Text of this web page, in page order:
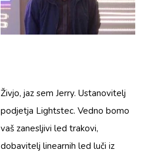
Živjo, jaz sem Jerry. Ustanovitelj
podjetja Lightstec. Vedno bomo
vaš zanesljivi led trakovi,
dobavitelj linearnih led luči iz